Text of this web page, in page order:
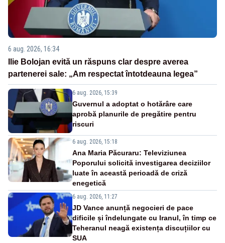
6 aug. 2026, 16:34
Ilie Bolojan evită un răspuns clar despre averea
partenerei sale: „Am respectat întotdeauna legea”
6 aug. 2026, 15:39
Guvernul a adoptat o hotărâre care
aprobă planurile de pregătire pentru
riscuri
6 aug. 2026, 15:18
Ana Maria Păcuraru: Televiziunea
Poporului solicită investigarea deciziilor
luate în această perioadă de criză
enegetică
6 aug. 2026, 11:27
JD Vance anunță negocieri de pace
dificile și îndelungate cu Iranul, în timp ce
Teheranul neagă existența discuțiilor cu
SUA